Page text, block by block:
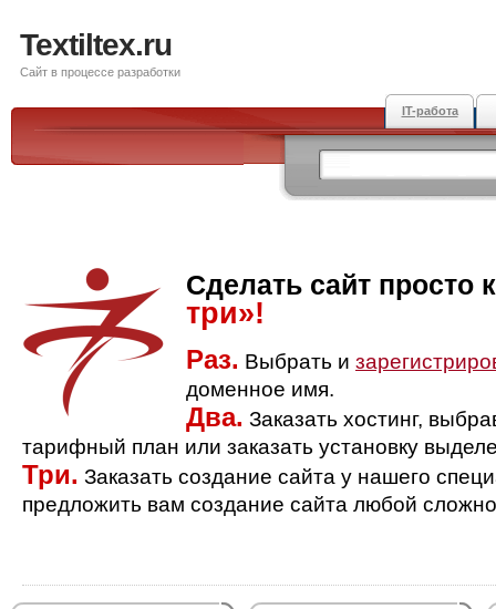
Textiltex.ru
Сайт в процессе разработки
IT-работа
Сделать сайт просто
три»!
Раз. Выбрать и
доменное имя.
Два. Заказать хостинг,
тарифный план или заказать установку
Три. Заказать создание сайта у нашего
предложить вам создание сайта любой